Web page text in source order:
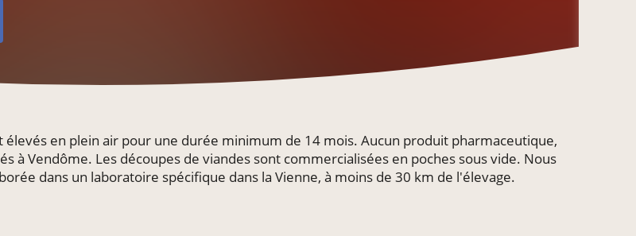
en plein air pour une durée minimum de 14 mois. Aucun produit pharmaceutique,
à Vendôme. Les découpes de viandes sont commercialisées en poches sous vide. Nous
dans un laboratoire spécifique dans la Vienne, à moins de 30 km de l'élevage.